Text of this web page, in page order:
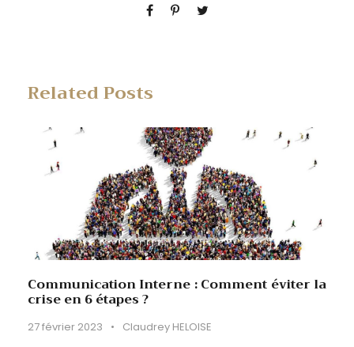
Related Posts
Communication Interne : Comment éviter la
crise en 6 étapes ?
27 février 2023 • Claudrey HELOISE